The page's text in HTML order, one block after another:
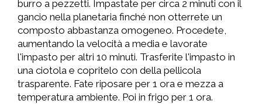
burro a pezzetti. Impastate per circa 2 minuti con il
gancio nella planetaria finché non otterrete un
composto abbastanza omogeneo. Procedete,
aumentando la velocità a media e lavorate
l'impasto per altri 10 minuti. Trasferite l'impasto in
una ciotola e copritelo con della pellicola
trasparente. Fate riposare per 1 ora e mezza a
temperatura ambiente. Poi in frigo per 1 ora.